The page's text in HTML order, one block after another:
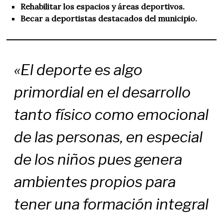
Rehabilitar los espacios y áreas deportivos.
Becar a deportistas destacados del municipio.
«El deporte es algo
primordial en el desarrollo
tanto físico como emocional
de las personas, en especial
de los niños pues genera
ambientes propios para
tener una formación integral